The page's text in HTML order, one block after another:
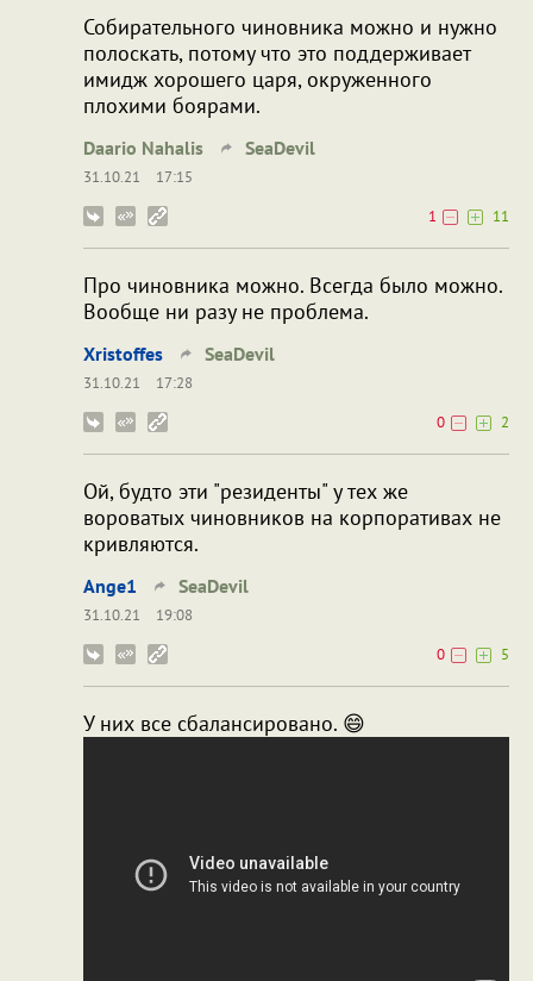
Собирательного чиновника можно и нужно
полоскать, потому что это поддерживает
имидж хорошего царя, окруженного
плохими боярами.
Daario Nahalis SeaDevil
31.10.21
17:15
1
11
Про чиновника можно. Всегда было можно.
Вообще ни разу не проблема.
Xristoffes SeaDevil
31.10.21
17:28
0
2
Ой, будто эти "резиденты" у тех же
вороватых чиновников на корпоративах не
кривляются.
Ange1 SeaDevil
31.10.21
19:08
0
5
У них все сбалансировано. 😄